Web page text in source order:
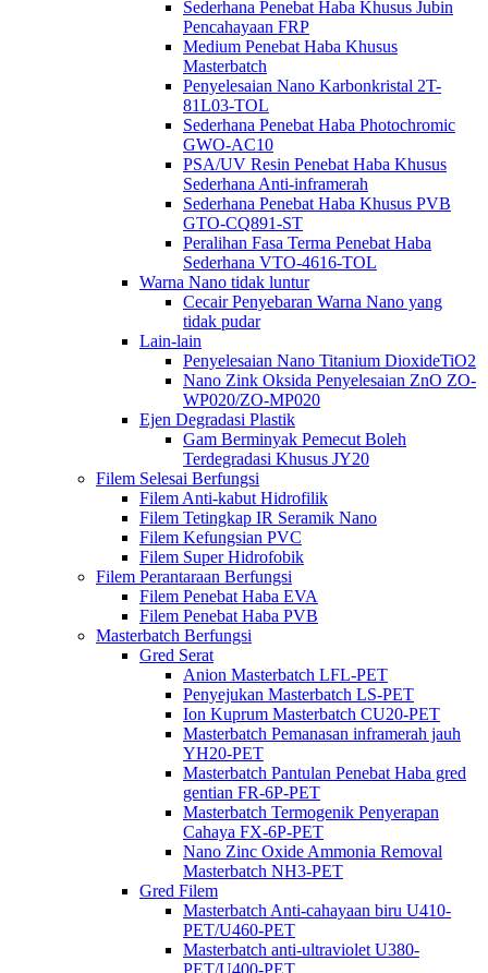
Sederhana Penebat Haba Khusus Jubin
Pencahayaan FRP
Medium Penebat Haba Khusus
Masterbatch
Penyelesaian Nano Karbonkristal 2T-
81L03-TOL
Sederhana Penebat Haba Photochromic
GWO-AC10
PSA/UV Resin Penebat Haba Khusus
Sederhana Anti-inframerah
Sederhana Penebat Haba Khusus PVB
GTO-CQ891-ST
Peralihan Fasa Terma Penebat Haba
Sederhana VTO-4616-TOL
Warna Nano tidak luntur
Cecair Penyebaran Warna Nano yang
tidak pudar
Lain-lain
Penyelesaian Nano Titanium DioxideTiO2
Nano Zink Oksida Penyelesaian ZnO ZO-
WP020/ZO-MP020
Ejen Degradasi Plastik
Gam Berminyak Pemecut Boleh
Terdegradasi Khusus JY20
Filem Selesai Berfungsi
Filem Anti-kabut Hidrofilik
Filem Tetingkap IR Seramik Nano
Filem Kefungsian PVC
Filem Super Hidrofobik
Filem Perantaraan Berfungsi
Filem Penebat Haba EVA
Filem Penebat Haba PVB
Masterbatch Berfungsi
Gred Serat
Anion Masterbatch LFL-PET
Penyejukan Masterbatch LS-PET
Ion Kuprum Masterbatch CU20-PET
Masterbatch Pemanasan inframerah jauh
YH20-PET
Masterbatch Pantulan Penebat Haba gred
gentian FR-6P-PET
Masterbatch Termogenik Penyerapan
Cahaya FX-6P-PET
Nano Zinc Oxide Ammonia Removal
Masterbatch NH3-PET
Gred Filem
Masterbatch Anti-cahayaan biru U410-
PET/U460-PET
Masterbatch anti-ultraviolet U380-
PET/U400-PET